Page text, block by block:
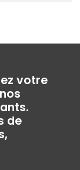
votre
de